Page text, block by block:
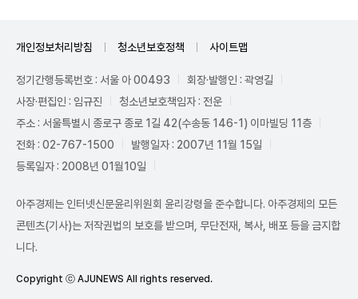
개인정보처리방침 청소년보호정책 사이트맵
정기간행등록번호 : 서울 아 00493
회장·발행인 : 곽영길
사장·편집인 : 임규진
청소년보호책임자 : 전운
주소 : 서울특별시 종로구 종로 1길 42(수송동 146-1) 이마빌딩 11층
전화 : 02-767-1500
발행일자 : 2007년 11월 15일
등록일자 : 2008년 01월10일
아주경제는 인터넷신문윤리위원회 윤리강령을 준수합니다. 아주경제의 모든
콘텐츠(기사)는 저작권법의 보호를 받으며, 무단전재, 복사, 배포 등을 금지합
니다.
Copyright ⓒ AJUNEWS All rights reserved.